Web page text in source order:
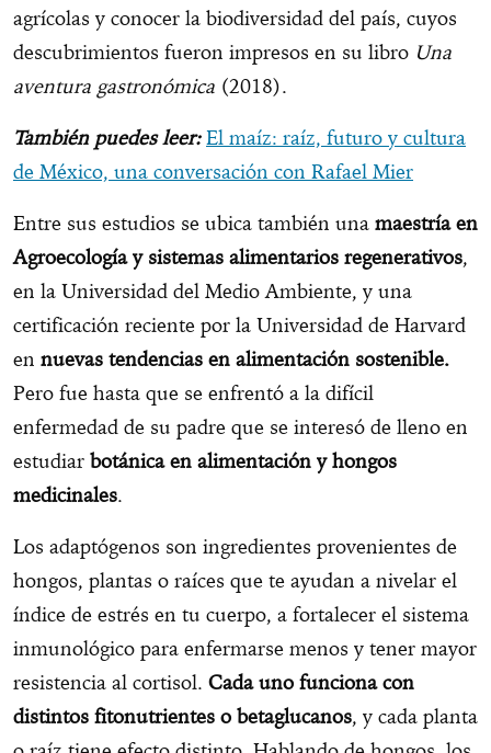
agrícolas y conocer la biodiversidad del país, cuyos
descubrimientos fueron impresos en su libro Una
aventura gastronómica (2018).
También puedes leer: El maíz: raíz, futuro y cultura
de México, una conversación con Rafael Mier
Entre sus estudios se ubica también una maestría en
Agroecología y sistemas alimentarios regenerativos,
en la Universidad del Medio Ambiente, y una
certificación reciente por la Universidad de Harvard
en nuevas tendencias en alimentación sostenible.
Pero fue hasta que se enfrentó a la difícil
enfermedad de su padre que se interesó de lleno en
estudiar botánica en alimentación y hongos
medicinales.
Los adaptógenos son ingredientes provenientes de
hongos, plantas o raíces que te ayudan a nivelar el
índice de estrés en tu cuerpo, a fortalecer el sistema
inmunológico para enfermarse menos y tener mayor
resistencia al cortisol. Cada uno funciona con
distintos fitonutrientes o betaglucanos, y cada planta